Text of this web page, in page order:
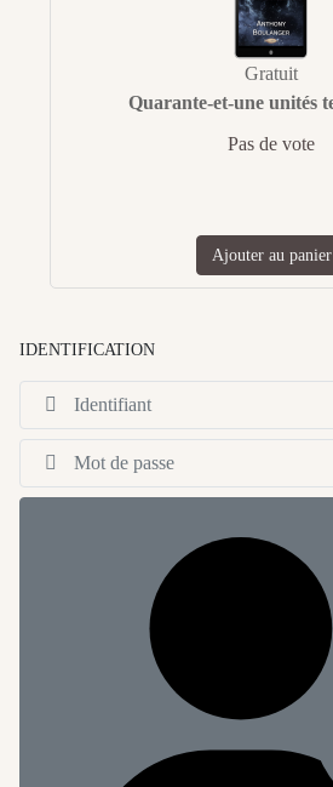
Gratuit
Quarante-et-une unités
Pas de vote
Ajouter au panier
IDENTIFICATION